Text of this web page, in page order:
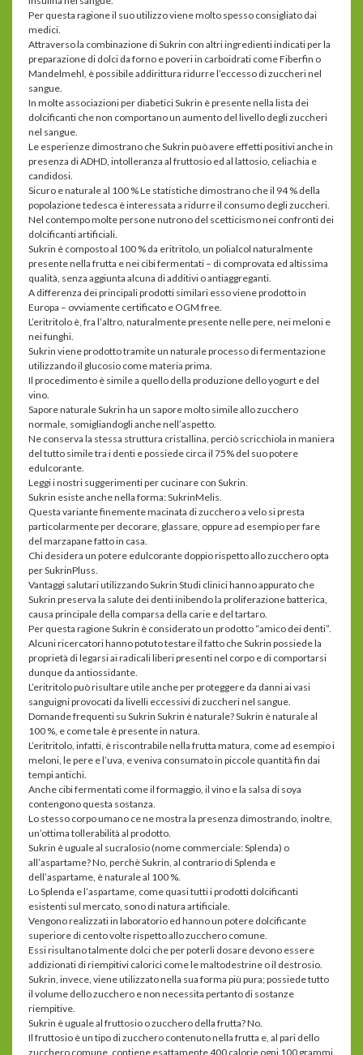
Per questa ragione il suo utilizzo viene molto spesso consigliato dai
medici.
Attraverso la combinazione di Sukrin con altri ingredienti indicati per la
preparazione di dolci da forno e poveri in carboidrati come Fiberfin o
Mandelmehl, è possibile addirittura ridurre l’eccesso di zuccheri nel
sangue.
In molte associazioni per diabetici Sukrin è presente nella lista dei
dolcificanti che non comportano un aumento del livello degli zuccheri
nel sangue.
Le esperienze dimostrano che Sukrin può avere effetti positivi anche in
presenza di ADHD, intolleranza al fruttosio ed al lattosio, celiachia e
candidosi.
Sicuro e naturale al 100 % Le statistiche dimostrano che il 94 % della
popolazione tedesca è interessata a ridurre il consumo degli zuccheri.
Nel contempo molte persone nutrono del scetticismo nei confronti dei
dolcificanti artificiali.
Sukrin è composto al 100 % da eritritolo, un polialcol naturalmente
presente nella frutta e nei cibi fermentati – di comprovata ed altissima
qualità, senza aggiunta alcuna di additivi o antiaggreganti.
A differenza dei principali prodotti similari esso viene prodotto in
Europa – ovviamente certificato e OGM free.
L’eritritolo è, fra l’altro, naturalmente presente nelle pere, nei meloni e
nei funghi.
Sukrin viene prodotto tramite un naturale processo di fermentazione
utilizzando il glucosio come materia prima.
Il procedimento è simile a quello della produzione dello yogurt e del
vino.
Sapore naturale Sukrin ha un sapore molto simile allo zucchero
normale, somigliandogli anche nell’aspetto.
Ne conserva la stessa struttura cristallina, perciò scricchiola in maniera
del tutto simile tra i denti e possiede circa il 75% del suo potere
edulcorante.
Leggi i nostri suggerimenti per cucinare con Sukrin.
Sukrin esiste anche nella forma: SukrinMelis.
Questa variante finemente macinata di zucchero a velo si presta
particolarmente per decorare, glassare, oppure ad esempio per fare
del marzapane fatto in casa.
Chi desidera un potere edulcorante doppio rispetto allo zucchero opta
per SukrinPluss.
Vantaggi salutari utilizzando Sukrin Studi clinici hanno appurato che
Sukrin preserva la salute dei denti inibendo la proliferazione batterica,
causa principale della comparsa della carie e del tartaro.
Per questa ragione Sukrin è considerato un prodotto “amico dei denti”.
Alcuni ricercatori hanno potuto testare il fatto che Sukrin possiede la
proprietà di legarsi ai radicali liberi presenti nel corpo e di comportarsi
dunque da antiossidante.
L’eritritolo può risultare utile anche per proteggere da danni ai vasi
sanguigni provocati da livelli eccessivi di zuccheri nel sangue.
Domande frequenti su Sukrin Sukrin è naturale? Sukrin è naturale al
100 %, e come tale è presente in natura.
L’eritritolo, infatti, è riscontrabile nella frutta matura, come ad esempio i
meloni, le pere e l’uva, e veniva consumato in piccole quantità fin dai
tempi antichi.
Anche cibi fermentati come il formaggio, il vino e la salsa di soya
contengono questa sostanza.
Lo stesso corpo umano ce ne mostra la presenza dimostrando, inoltre,
un’ottima tollerabilità al prodotto.
Sukrin è uguale al sucralosio (nome commerciale: Splenda) o
all’aspartame? No, perchè Sukrin, al contrario di Splenda e
dell’aspartame, è naturale al 100 %.
Lo Splenda e l’aspartame, come quasi tutti i prodotti dolcificanti
esistenti sul mercato, sono di natura artificiale.
Vengono realizzati in laboratorio ed hanno un potere dolcificante
superiore di cento volte rispetto allo zucchero comune.
Essi risultano talmente dolci che per poterli dosare devono essere
addizionati di riempitivi calorici come le maltodestrine o il destrosio.
Sukrin, invece, viene utilizzato nella sua forma più pura; possiede tutto
il volume dello zucchero e non necessita pertanto di sostanze
riempitive.
Sukrin è uguale al fruttosio o zucchero della frutta? No.
Il fruttosio è un tipo di zucchero contenuto nella frutta e, al pari dello
zucchero comune, contiene esattamente 400 calorie ogni 100 grammi